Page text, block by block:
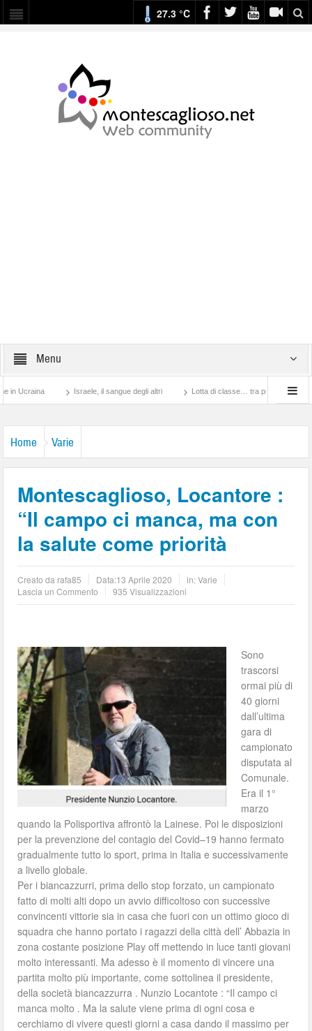
27.3 °C
Menu
Israele, il sangue degli altri Lotta di classe… tra preti e frati
Home Varie
Montescaglioso, Locantore :
“Il campo ci manca, ma con
la salute come priorità
Creato da rafa85 Data:13 Aprile 2020 in:Varie
Lascia un Commento
935 Visualizzazioni
Sono
trascorsi
ormai più di
40 giorni
dall’ultima
gara di
campionato
disputata al
Comunale.
Era il 1°
marzo
quando la Polisportiva affrontò la Lainese. Poi le disposizioni
per la prevenzione del contagio del Covid–19 hanno fermato
gradualmente tutto lo sport, prima in Italia e successivamente
a livello globale.
Per i biancazzurri, prima dello stop forzato, un campionato
fatto di molti alti dopo un avvio difficoltoso con successive
convincenti vittorie sia in casa che fuori con un ottimo gioco di
squadra che hanno portato i ragazzi della città dell’ Abbazia in
zona costante posizione Play off mettendo in luce tanti giovani
molto interessanti. Ma adesso è il momento di vincere una
partita molto più importante, come sottolinea il presidente,
della società biancazzurra . Nunzio Locantote : “Il campo ci
manca molto . Ma la salute viene prima di ogni cosa e
cerchiamo di vivere questi giorni a casa dando il massimo per